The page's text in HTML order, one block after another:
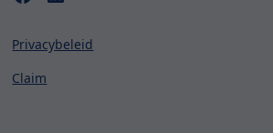
Privacybeleid
Claim